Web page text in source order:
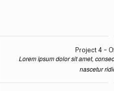
Project 4 –
Lorem ipsum dolor sit amet,
nascetur